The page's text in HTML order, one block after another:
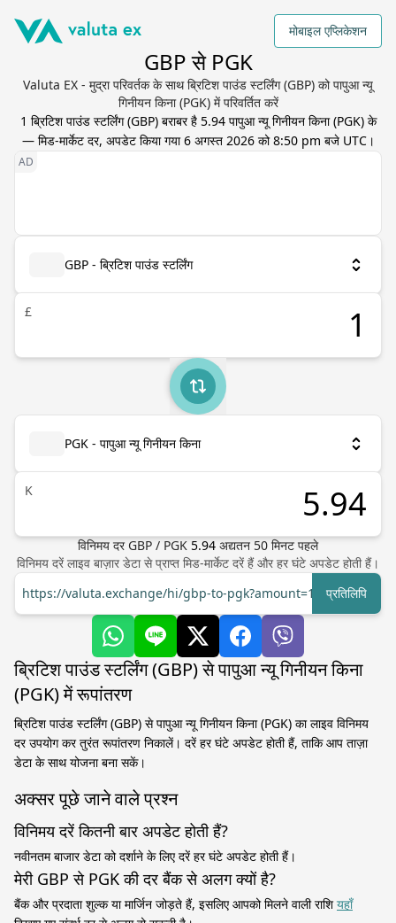
मोबाइल एप्लिकेशन
GBP से PGK
Valuta EX - मुद्रा परिवर्तक के साथ ब्रिटिश पाउंड स्टर्लिंग (GBP) को पापुआ न्यू
गिनीयन किना (PGK) में परिवर्तित करें
1 ब्रिटिश पाउंड स्टर्लिंग(GBP) बराबर है 5.94 पापुआ न्यू गिनीयन किना(PGK) के
— मिड-मार्केट दर, अपडेट किया गया6 अगस्त 2026 को 8:50 pm बजे UTC।
GBP - ब्रिटिश पाउंड स्टर्लिंग
£
PGK - पापुआ न्यू गिनीयन किना
K
विनिमय दर GBP / PGK 5.94 अद्यतन 50 मिनट पहले
विनिमय दरें लाइव बाज़ार डेटा से प्राप्त मिड-मार्केट दरें हैं और हर घंटे अपडेट होती हैं।
https://valuta.exchange/hi/gbp-to-pgk?amount=1
प्रतिलिपि
ब्रिटिश पाउंड स्टर्लिंग (GBP) से पापुआ न्यू गिनीयन किना
(PGK) में रूपांतरण
ब्रिटिश पाउंड स्टर्लिंग (GBP) से पापुआ न्यू गिनीयन किना (PGK) का लाइव विनिमय
दर उपयोग कर तुरंत रूपांतरण निकालें। दरें हर घंटे अपडेट होती हैं, ताकि आप ताज़ा
डेटा के साथ योजना बना सकें।
अक्सर पूछे जाने वाले प्रश्न
विनिमय दरें कितनी बार अपडेट होती हैं?
नवीनतम बाजार डेटा को दर्शाने के लिए दरें हर घंटे अपडेट होती हैं।
मेरी GBP से PGK की दर बैंक से अलग क्यों है?
बैंक और प्रदाता शुल्क या मार्जिन जोड़ते हैं, इसलिए आपको मिलने वाली राशियहाँ